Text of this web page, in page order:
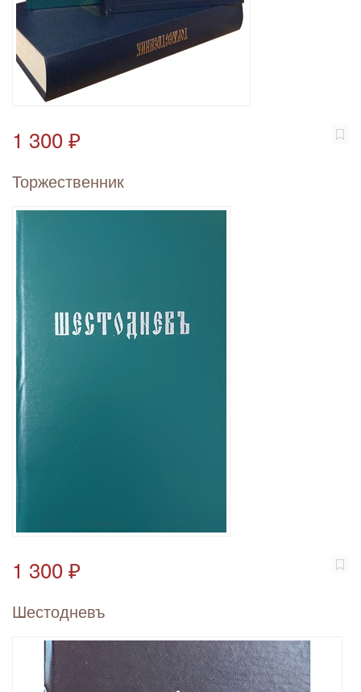
1 300 ₽
Торжественник
1 300 ₽
Шестодневъ